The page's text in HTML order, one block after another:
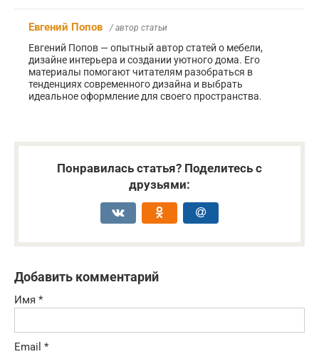
Евгений Попов / автор статьи
Евгений Попов — опытный автор статей о мебели,
дизайне интерьера и создании уютного дома. Его
материалы помогают читателям разобраться в
тенденциях современного дизайна и выбрать
идеальное оформление для своего пространства.
Понравилась статья? Поделитесь с
друзьями:
Добавить комментарий
Имя *
Email *